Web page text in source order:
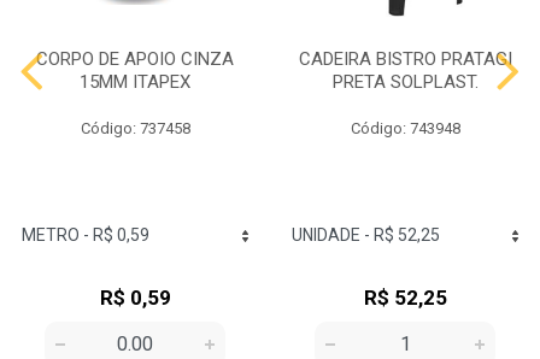
CORPO DE APOIO CINZA
15MM ITAPEX
Código: 737458
R$ 0,59
CADEIRA BISTRO PRATAGI
PRETA SOLPLAST.
Código: 743948
R$ 52,25